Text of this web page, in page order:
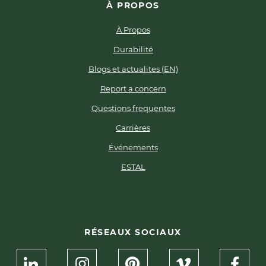
À PROPOS
À Propos
Durabilité
Blogs et actualites (EN)
Report a concern
Questions frequentes
Carrières
Événements
ESTAL
RÉSEAUX SOCIAUX